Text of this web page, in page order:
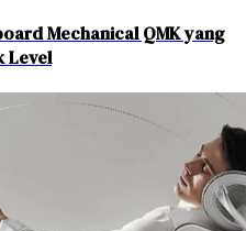
Mechanical QMK yang
Level